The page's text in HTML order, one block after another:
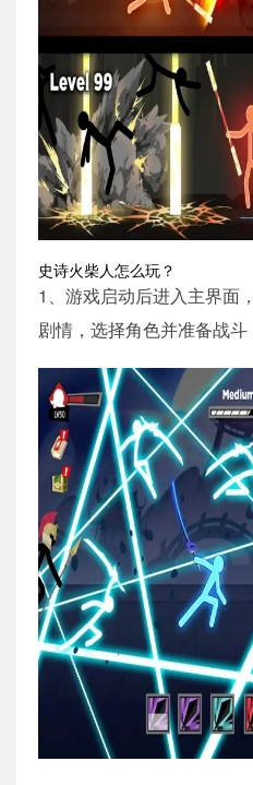
史诗火柴人怎么玩？
1、游戏启动后进入主界面
剧情，选择角色并准备战斗